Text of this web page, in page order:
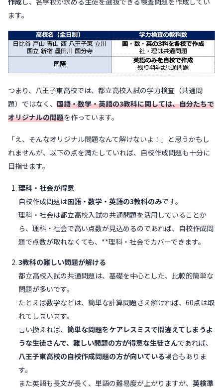
ます。
つまり、八王子東高校では、都立高校入試の学力検査（共通問
題）ではなく、 国語・数学・英語の3教科に関しては、自分たちで
オリジナルの問題を作っています。
「え、そんなオリジナル問題なんて解けないよ！」と思うかもし
れませんが、以下の点を満たしていれば、自校作成問題も十分に
目指せます。
理科・社会が得意
自校作成問題は国語・数学・英語の3教科のみです。
理科・社会は都立高校入試の共通問題を活用していることか
ら、理科・社会で高い点数が見込めるのであれば、自校作成問
題で点数が取れなくても、**理科・社会でカバーできます。
3教科の難しい問題が解ける
都立高校入試の共通問題は、基礎を中心とした、比較的簡単な
問題が多いです。
たとえば数学などは、簡単な計算問題さえ解ければ、60点は取
れてしまいます。
言い換えれば、 簡単な問題をケアレスミスで間違えてしまうよ
うな生徒さんで、難しい問題の方が得意な生徒さんであれば、
八王子東高校の自校作成問題の方が向いている場合もありま
す。
また英語も長文が長く、単語の難易度が上がりますが、 英検準